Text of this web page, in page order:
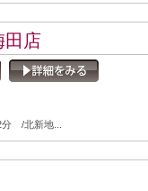
田店
/北新地...